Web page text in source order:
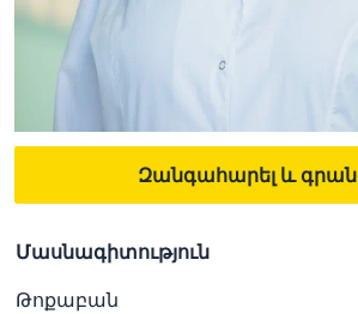
Զանգահարել և
Մասնագիտություն
Թոքաբան